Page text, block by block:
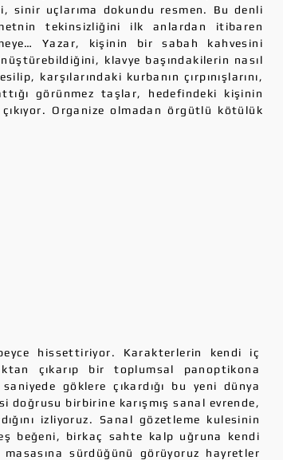
sinir uçlarıma dokundu resmen. Bu denli
tekinsizliğini ilk anlardan itibaren
Yazar, kişinin bir sabah kahvesini
klavye başındakilerin nasıl
karşılarındaki kurbanın çırpınışlarını,
görünmez taşlar, hedefindeki kişinin
çıkıyor. Organize olmadan örgütlü kötülük
hissettiriyor. Karakterlerin kendi iç
çıkarıp bir toplumsal panoptikona
göklere çıkardığı bu yeni dünya
doğrusu birbirine karışmış sanal evrende,
izliyoruz. Sanal gözetleme kulesinin
beğeni, birkaç sahte kalp uğruna kendi
sürdüğünü görüyoruz hayretler